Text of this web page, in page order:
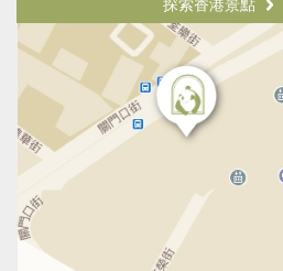
探索香港景點